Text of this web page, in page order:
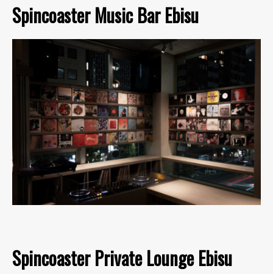
Spincoaster Music Bar Ebisu
Spincoaster Private Lounge Ebisu